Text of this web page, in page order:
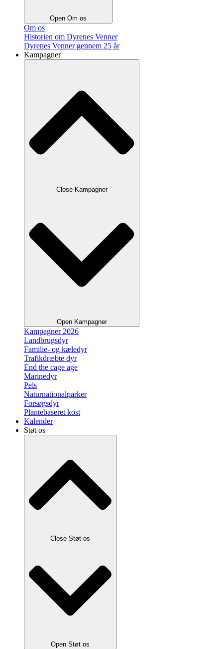
Open Om os
Om os
Historien om Dyrenes Venner
Dyrenes Venner gennem 25 år
Kampagner
Close Kampagner
Open Kampagner
Kampagner 2026
Landbrugsdyr
Familie- og kæledyr
Trafikdræbte dyr
End the cage age
Marinedyr
Pels
Naturnationalparker
Forsøgsdyr
Plantebaseret kost
Kalender
Støt os
Close Støt os
Open Støt os